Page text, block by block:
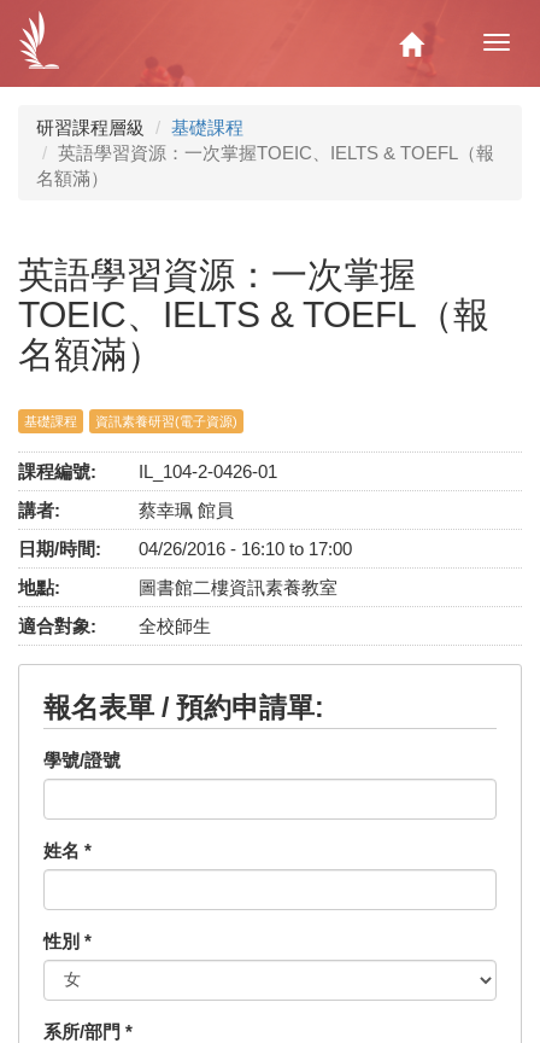
內
Home
研習課程層級
基礎課程
英語學習資源：一次掌握TOEIC、IELTS & TOEFL（報
名額滿）
英語學習資源：一次掌握
TOEIC、IELTS & TOEFL（報
名額滿）
基礎課程 資訊素養研習(電子資源)
課程編號:
IL_104-2-0426-01
講者:
蔡幸珮 館員
日期/時間:
04/26/2016 - 16:10 to 17:00
地點:
圖書館二樓資訊素養教室
適合對象:
全校師生
報名表單 / 預約申請單:
學號/證號
姓名 *
性別 *
系所/部門 *